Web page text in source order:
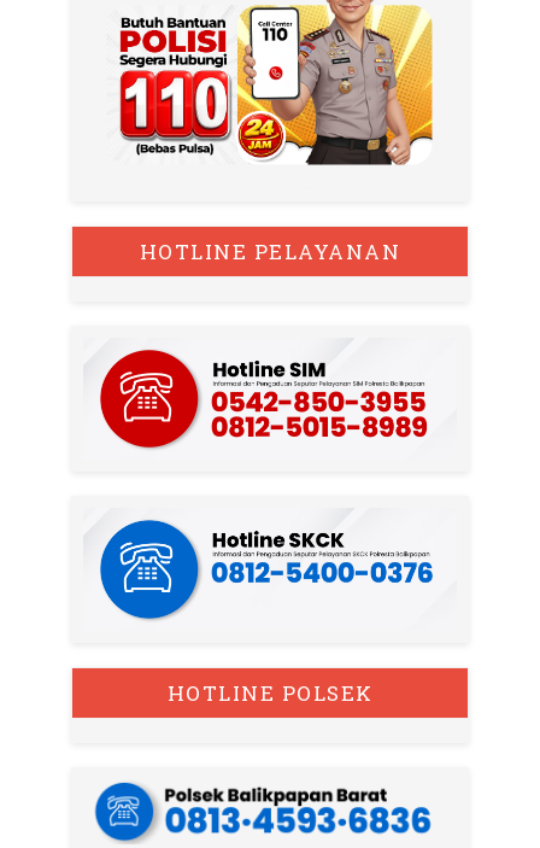
HOTLINE PELAYANAN
HOTLINE POLSEK